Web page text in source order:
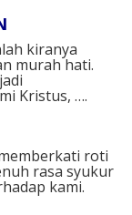
kiranya
murah hati.
Kristus, ….⁣⁣
roti
rasa syukur
kami.